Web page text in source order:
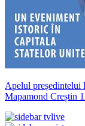
Apelul președintelui
Mapamond Creștin